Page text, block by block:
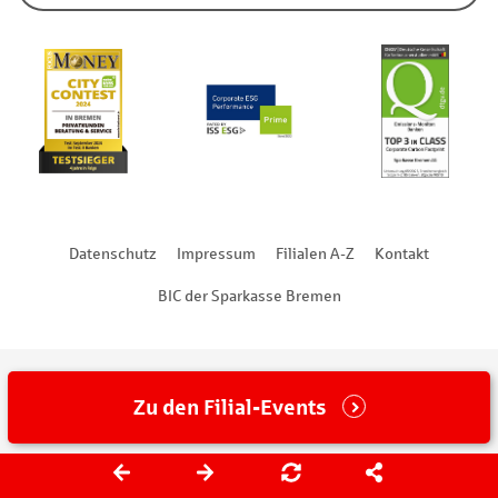
Zu den Filial-Events
Datenschutz Impressum Filialen A-Z Kontakt
BIC der Sparkasse Bremen